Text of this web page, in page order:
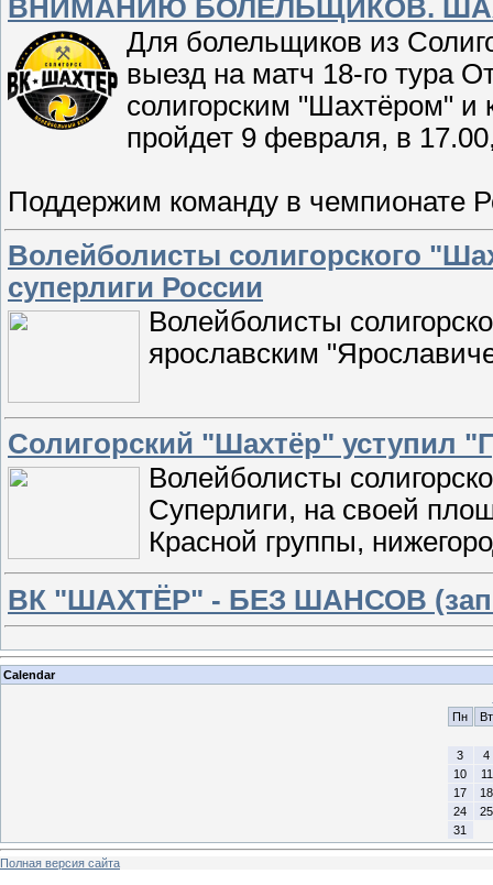
ВНИМАНИЮ БОЛЕЛЬЩИКОВ.
Для болельщиков из
выезд на матч 18-го тура
солигорским "Шахтёром"
пройдет 9 февраля, в
Поддержим команду в чемпионате
Волейболисты солигорского
суперлиги России
Волейболисты
ярославским
Солигорский "Шахтёр" уступил
Волейболисты
Суперлиги, на своей
Красной группы,
ВК "ШАХТЁР" - БЕЗ ШАНСОВ
Calendar
Пн
Вт
3
4
10
11
17
18
24
25
31
Полная версия сайта